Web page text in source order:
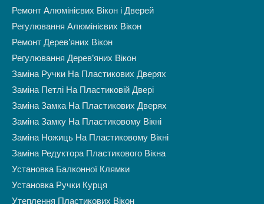
Ремонт Алюмінієвих Вікон і Дверей
Регулювання Алюмінієвих Вікон
Ремонт Дерев’яних Вікон
Регулювання Дерев’яних Вікон
Заміна Ручки На Пластикових Дверях
Заміна Петлі На Пластиковій Двері
Заміна Замка На Пластикових Дверях
Заміна Замку На Пластиковому Вікні
Заміна Ножиць На Пластиковому Вікні
Заміна Редуктора Пластикового Вікна
Установка Балконної Клямки
Установка Ручки Курця
Утеплення Пластикових Вікон